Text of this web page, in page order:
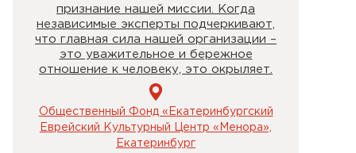
признание нашей миссии. Когда
независимые эксперты подчеркивают,
что главная сила нашей организации –
это уважительное и бережное
отношение к человеку, это окрыляет.
Общественный Фонд «Екатеринбургский
Еврейский Культурный Центр «Менора»,
Екатеринбург